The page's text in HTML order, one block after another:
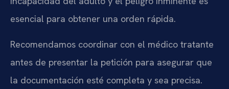
esencial para obtener una orden rápida.
Recomendamos coordinar con el médico tratante
antes de presentar la petición para asegurar que
la documentación esté completa y sea precisa.